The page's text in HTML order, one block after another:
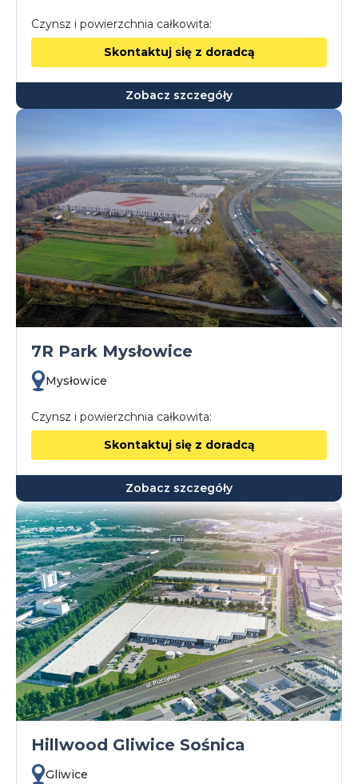
Czynsz i powierzchnia całkowita:
Skontaktuj się z doradcą
Zobacz szczegóły
7R Park Mysłowice
Mysłowice
Czynsz i powierzchnia całkowita:
Skontaktuj się z doradcą
Zobacz szczegóły
Hillwood Gliwice Sośnica
Gliwice